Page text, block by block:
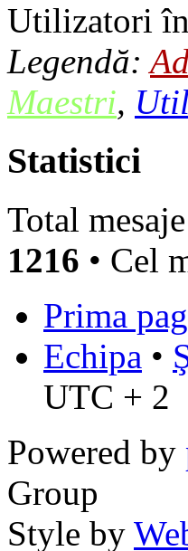
Utilizatori
Legendă:
Maestri,
Statistici
Total mesaje
1216 • Cel
Prima
Echipa •
UTC + 2
Powered by
Group
Style by